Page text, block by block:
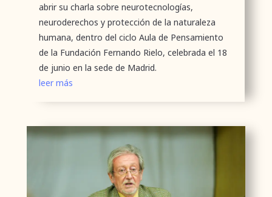
abrir su charla sobre neurotecnologías,
neuroderechos y protección de la naturaleza
humana, dentro del ciclo Aula de Pensamiento
de la Fundación Fernando Rielo, celebrada el 18
de junio en la sede de Madrid.
leer más